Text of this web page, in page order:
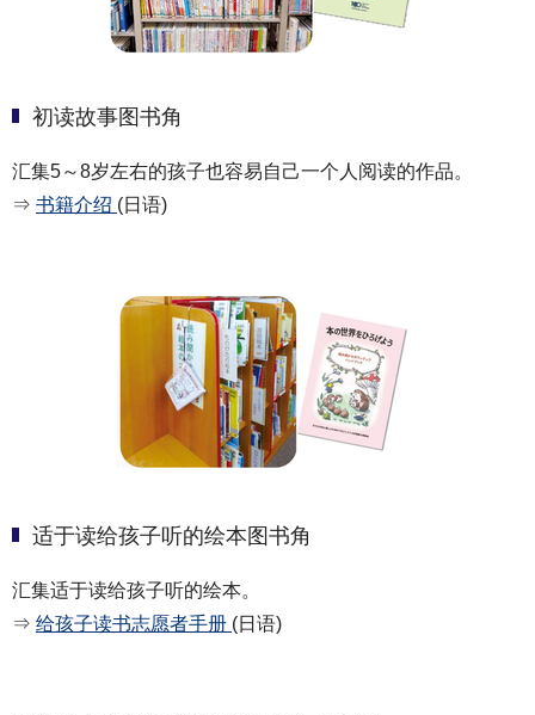
初读故事图书角
汇集5～8岁左右的孩子也容易自己一个人阅读的作品。
⇒ 书籍介绍 (日语)
适于读给孩子听的绘本图书角
汇集适于读给孩子听的绘本。
⇒ 给孩子读书志愿者手册 (日语)